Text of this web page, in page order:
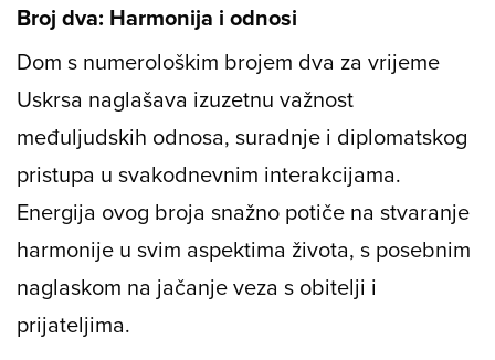
Broj dva: Harmonija i odnosi
Dom s numerološkim brojem dva za vrijeme
Uskrsa naglašava izuzetnu važnost
međuljudskih odnosa, suradnje i diplomatskog
pristupa u svakodnevnim interakcijama.
Energija ovog broja snažno potiče na stvaranje
harmonije u svim aspektima života, s posebnim
naglaskom na jačanje veza s obitelji i
prijateljima.